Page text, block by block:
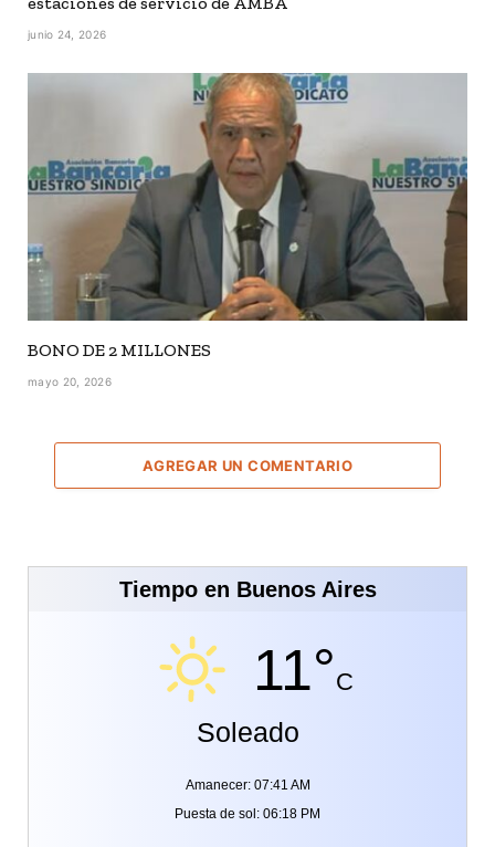
junio 24, 2026
BONO DE 2 MILLONES
mayo 20, 2026
AGREGAR UN COMENTARIO
Tiempo en Buenos Aires
11°C
Soleado
Amanecer: 07:41 AM
Puesta de sol: 06:18 PM